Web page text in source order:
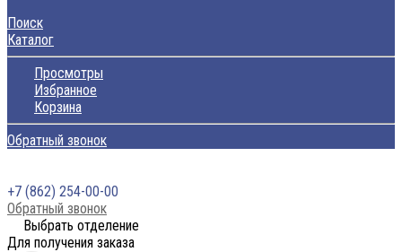
Поиск
Каталог
Просмотры
Избранное
Корзина
Обратный звонок
+7 (862) 254-00-00
Обратный звонок
Выбрать отделение
Для получения заказа